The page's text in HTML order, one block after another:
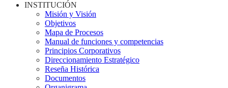
INSTITUCIÓN
Misión y Visión
Objetivos
Mapa de Procesos
Manual de funciones y competencias
Principios Corporativos
Direccionamiento Estratégico
Reseña Histórica
Documentos